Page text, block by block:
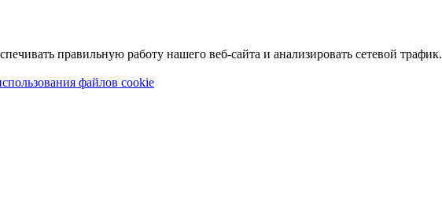
правильную работу нашего веб-сайта и анализировать сетевой трафик.
файлов cookie